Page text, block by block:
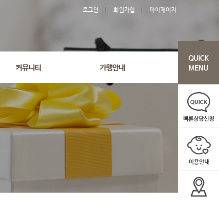
로그인 회원가입 마이페이지
커뮤니티 가맹안내